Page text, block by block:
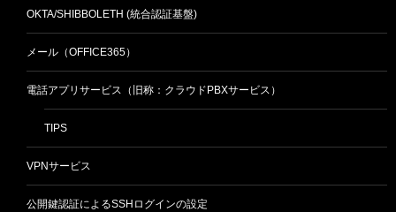
OKTA/SHIBBOLETH (統合認証基盤)
メール（OFFICE365）
電話アプリサービス（旧称：クラウドPBXサービス）
TIPS
VPNサービス
公開鍵認証によるSSHログインの設定